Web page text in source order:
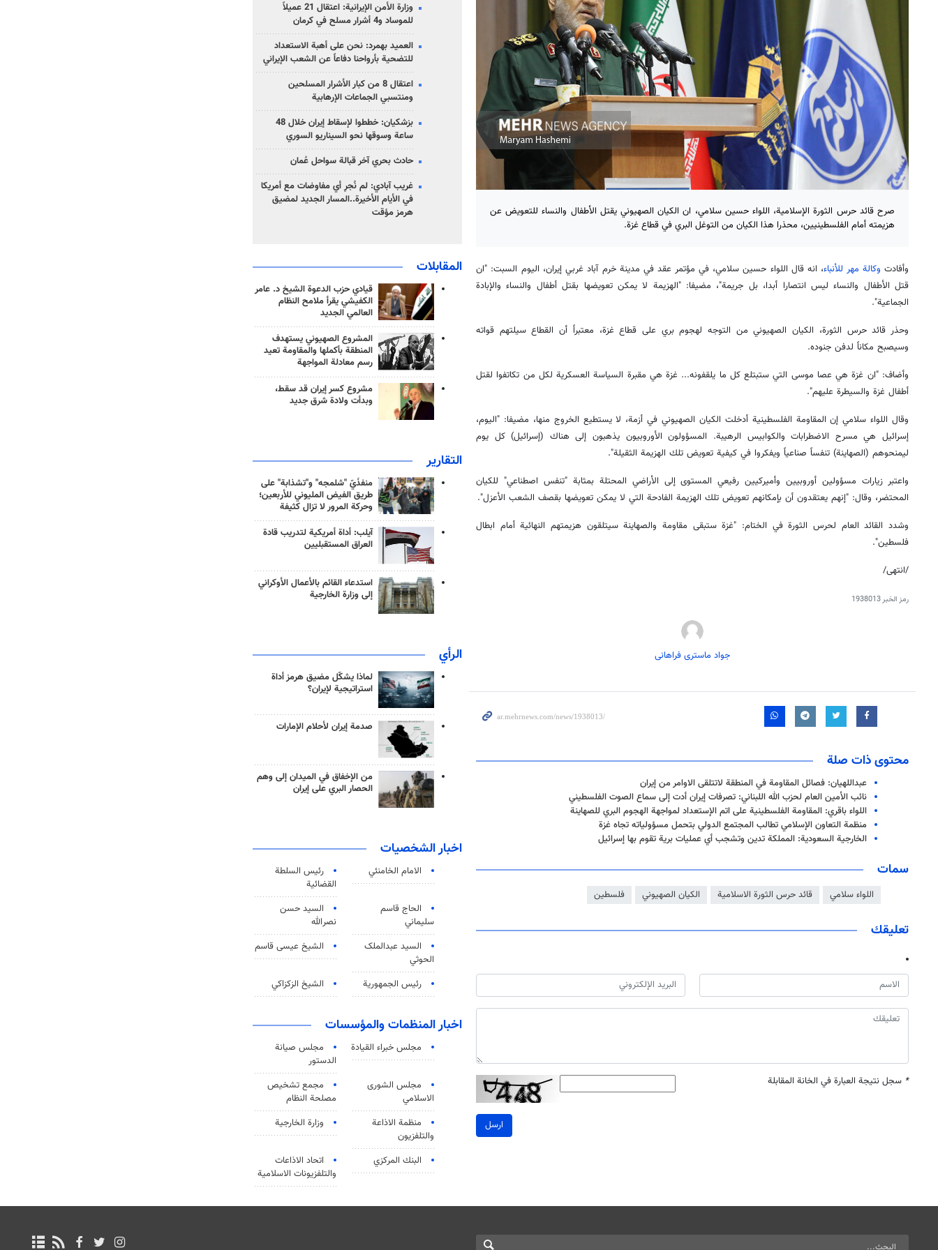
صرح قائد حرس الثورة الإسلامية، اللواء حسين سلامي، ان الكيان الصهيوني يقتل الأطفال والنساء للتعويض عن
هزيمته أمام الفلسطينيين، محذرا هذا الكيان من التوغل البري في قطاع غزة.
وأفادت وكالة مهر للأنباء، انه قال اللواء حسين سلامي، في مؤتمر عقد في مدينة خرم آباد غربي إيران، اليوم السبت: "ان
قتل الأطفال والنساء ليس انتصارا أبدا، بل جريمة"، مضيفا: "الهزيمة لا يمكن تعويضها بقتل أطفال والنساء والإبادة
الجماعية".
وحذر قائد حرس الثورة، الكيان الصهيوني من التوجه لهجوم بري على قطاع غزة، معتبراً أن القطاع سيلتهم قواته
وسيصبح مكاناً لدفن جنوده.
وأضاف: "ان غزة هي عصا موسى التي ستبتلع كل ما يلقفونه... غزة هي مقبرة السياسة العسكرية لكل من تكاتفوا لقتل
أطفال غزة والسيطرة عليهم".
وقال اللواء سلامي إن المقاومة الفلسطينية أدخلت الكيان الصهيوني في أزمة، لا يستطيع الخروج منها، مضيفا: "اليوم،
إسرائيل هي مسرح الاضطرابات والكوابيس الرهيبة. المسؤولون الأوروبيون يذهبون إلى هناك (إسرائيل) كل يوم
ليمنحوهم (الصهاينة) تنفساً صناعياً ويفكروا في كيفية تعويض تلك الهزيمة الثقيلة".
واعتبر زيارات مسؤولين أوروبيين وأميركيين رفيعي المستوى إلى الأراضي المحتلة بمثابة "تنفس اصطناعي" للكيان
المحتضر، وقال: "إنهم يعتقدون أن بإمكانهم تعويض تلك الهزيمة الفادحة التي لا يمكن تعويضها بقصف الشعب الأعزل".
وشدد القائد العام لحرس الثورة في الختام: "غزة ستبقى مقاومة والصهاينة سيتلقون هزيمتهم النهائية أمام ابطال
فلسطين".
/انتهى/
رمز الخبر1938013
جواد ماستری فراهانی
محتوى ذات صلة
عبداللهيان: فصائل المقاومة في المنطقة لاتتلقى الاوامر من إيران
نائب الأمين العام لحزب الله اللبناني: تصرفات إيران أدت إلى سماع الصوت الفلسطيني
اللواء باقري: المقاومة الفلسطينية على اتم الإستعداد لمواجهة الهجوم البري للصهاينة
منظمة التعاون الإسلامي تطالب المجتمع الدولي بتحمل مسؤولياته تجاه غزة
الخارجية السعودية: المملكة تدين وتشجب أي عمليات برية تقوم بها إسرائيل
سمات
اللواء سلامي قائد حرس الثورة الاسلامية الكيان الصهيوني فلسطين
تعليقك
* سجل نتيجة العبارة في الخانة المقابلة
ارسل
وزارة الأمن الإيرانية: اعتقال 21 عميلاً
للموساد و4 أشرار مسلح في كرمان
العميد بهمرد: نحن على أهبة الاستعداد
للتضحية بأرواحنا دفاعاً عن الشعب الإيراني
اعتقال 8 من كبار الأشرار المسلحين
ومنتسبي الجماعات الإرهابية
بزشكيان: خططوا لإسقاط إيران خلال 48
ساعة وسوقها نحو السيناريو السوري
حادث بحري آخر قبالة سواحل عُمان
غريب آبادي: لم نُجرِ أي مفاوضات مع أمريكا
في الأيام الأخيرة..المسار الجديد لمضيق
هرمز مؤقت
المقابلات
قيادي حزب الدعوة الشيخ د. عامر
الكفيشي يقرأ ملامح النظام
العالمي الجديد
المشروع الصهيوني يستهدف
المنطقة بأكملها والمقاومة تعيد
رسم معادلة المواجهة
مشروع كسر إيران قد سقط،
وبدأت ولادة شرق جديد
التقارير
منفذَيّ "شلمجه" و"تشذابة" على
طريق الفيض المليوني للأربعين؛
وحركة المرور لا تزال كثيفة
آيلب: أداة أمريكية لتدريب قادة
العراق المستقبليين
استدعاء القائم بالأعمال الأوكراني
إلى وزارة الخارجية
الرأي
لماذا يشكّل مضيق هرمز أداة
استراتيجية لإيران؟
صدمة إيران لأحلام الإمارات
من الإخفاق في الميدان إلى وهم
الحصار البري على إيران
اخبار الشخصيات
الامام الخامنئي
رئیس السلطة
القضائیة
الحاج قاسم
سليماني
السيد حسن
نصرالله
السید عبدالملک
الحوثي
الشيخ عيسى قاسم
رئيس الجمهورية الشيخ الزكزاكي
اخبار المنظمات والمؤسسات
مجلس خبراء القيادة
مجلس صيانة
الدستور
مجلس الشورى
الاسلامي
مجمع تشخيص
مصلحة النظام
منظمة الاذاعة
والتلفزیون
وزارة الخارجية
البنك المركزي
اتحاد الاذاعات
والتلفزيونات الاسلامية